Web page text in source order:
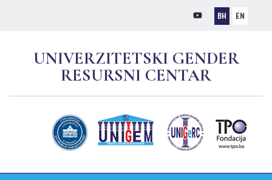
BH EN
UNIVERZITETSKI GENDER
RESURSNI CENTAR